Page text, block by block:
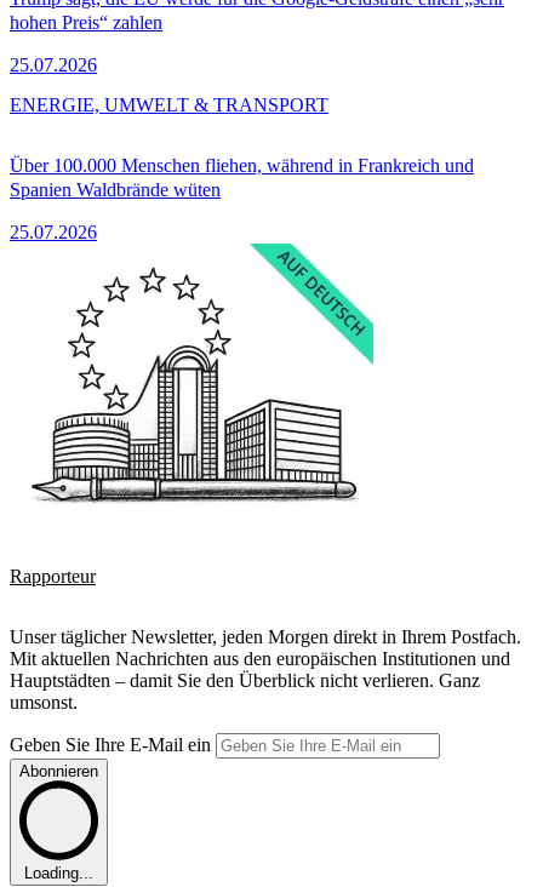
hohen Preis“ zahlen
25.07.2026
Über 100.000 Menschen fliehen, während in Frankreich und
Spanien Waldbrände wüten
25.07.2026
ENERGIE, UMWELT & TRANSPORT
Rapporteur
Unser täglicher Newsletter, jeden Morgen direkt in Ihrem Postfach.
Mit aktuellen Nachrichten aus den europäischen Institutionen und
Hauptstädten – damit Sie den Überblick nicht verlieren. Ganz
umsonst.
Geben Sie Ihre E-Mail ein
Abonnieren
Loading...